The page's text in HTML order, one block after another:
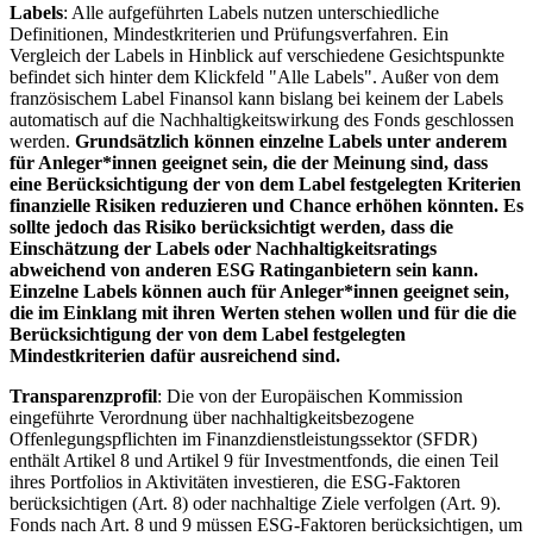
Labels: Alle aufgeführten Labels nutzen unterschiedliche
Definitionen, Mindestkriterien und Prüfungsverfahren. Ein
Vergleich der Labels in Hinblick auf verschiedene Gesichtspunkte
befindet sich hinter dem Klickfeld "Alle Labels". Außer von dem
französischem Label Finansol kann bislang bei keinem der Labels
automatisch auf die Nachhaltigkeitswirkung des Fonds geschlossen
werden. Grundsätzlich können einzelne Labels unter anderem
für Anleger*innen geeignet sein, die der Meinung sind, dass
eine Berücksichtigung der von dem Label festgelegten Kriterien
finanzielle Risiken reduzieren und Chance erhöhen könnten. Es
sollte jedoch das Risiko berücksichtigt werden, dass die
Einschätzung der Labels oder Nachhaltigkeitsratings
abweichend von anderen ESG Ratinganbietern sein kann.
Einzelne Labels können auch für Anleger*innen geeignet sein,
die im Einklang mit ihren Werten stehen wollen und für die die
Berücksichtigung der von dem Label festgelegten
Mindestkriterien dafür ausreichend sind.
Transparenzprofil: Die von der Europäischen Kommission
eingeführte Verordnung über nachhaltigkeitsbezogene
Offenlegungspflichten im Finanzdienstleistungssektor (SFDR)
enthält Artikel 8 und Artikel 9 für Investmentfonds, die einen Teil
ihres Portfolios in Aktivitäten investieren, die ESG-Faktoren
berücksichtigen (Art. 8) oder nachhaltige Ziele verfolgen (Art. 9).
Fonds nach Art. 8 und 9 müssen ESG-Faktoren berücksichtigen, um